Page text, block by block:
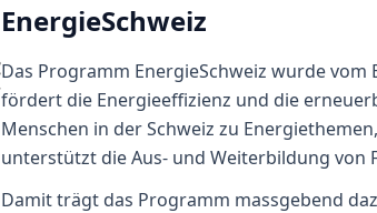
EnergieSchweiz
Das Programm EnergieSchweiz wurde vom
fördert die Energieeffizienz und die
Menschen in der Schweiz zu
unterstützt die Aus- und Weiterbildung von
Damit trägt das Programm massgebend